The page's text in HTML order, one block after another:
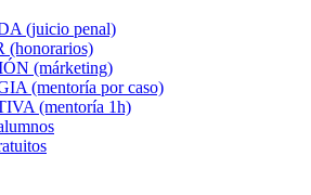
(juicio penal)
(honorarios)
(márketing)
(mentoría por caso)
(mentoría 1h)